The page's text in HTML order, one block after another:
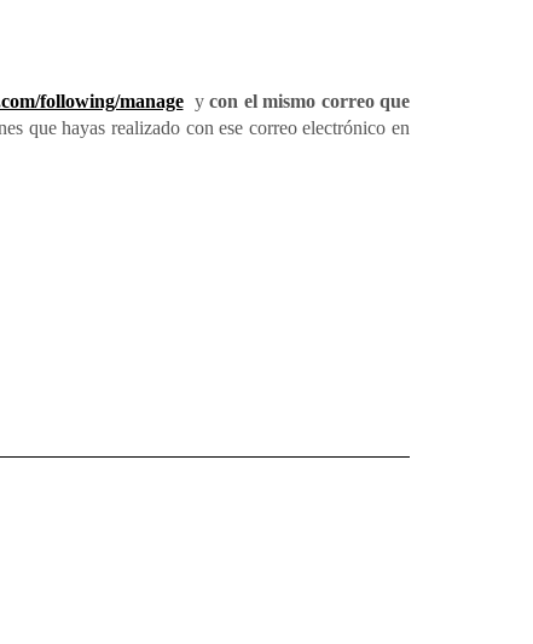
following/managey con el mismo correo que
que hayas realizado con ese correo electrónico en